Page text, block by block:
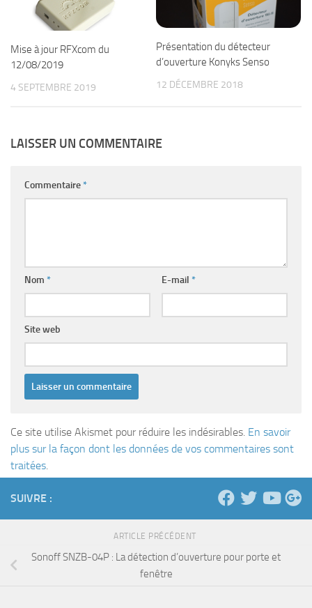
Mise à jour RFXcom du
12/08/2019
4 SEPTEMBRE 2019
Présentation du détecteur
d’ouverture Konyks Senso
12 DÉCEMBRE 2018
LAISSER UN COMMENTAIRE
Commentaire*
Nom * E-mail *
Site web
Ce site utilise Akismet pour réduire les indésirables. En savoir
plus sur la façon dont les données de vos commentaires sont
traitées.
SUIVRE :
ARTICLE PRÉCÉDENT
Sonoff SNZB-04P : La détection d’ouverture pour porte et
fenêtre